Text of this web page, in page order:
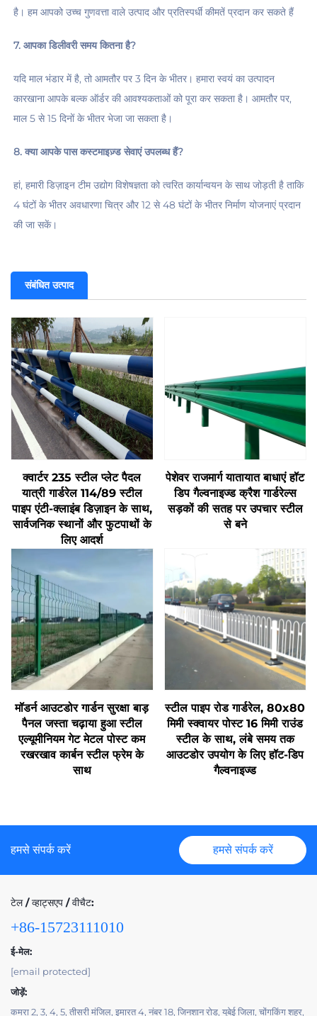
है। हम आपको उच्च गुणवत्ता वाले उत्पाद और प्रतिस्पर्धी कीमतें प्रदान कर सकते हैं
7. आपका डिलीवरी समय कितना है?
यदि माल भंडार में है, तो आमतौर पर 3 दिन के भीतर। हमारा स्वयं का उत्पादन
कारखाना आपके बल्क ऑर्डर की आवश्यकताओं को पूरा कर सकता है। आमतौर पर,
माल 5 से 15 दिनों के भीतर भेजा जा सकता है।
8. क्या आपके पास कस्टमाइज़्ड सेवाएं उपलब्ध हैं?
हां, हमारी डिज़ाइन टीम उद्योग विशेषज्ञता को त्वरित कार्यान्वयन के साथ जोड़ती है ताकि
4 घंटों के भीतर अवधारणा चित्र और 12 से 48 घंटों के भीतर निर्माण योजनाएं प्रदान
की जा सकें।
संबंधित उत्पाद
क्वार्टर 235 स्टील प्लेट पैदल
यात्री गार्डरेल 114/89 स्टील
पाइप एंटी-क्लाइंब डिज़ाइन के साथ,
सार्वजनिक स्थानों और फुटपाथों के
लिए आदर्श
पेशेवर राजमार्ग यातायात बाधाएं हॉट
डिप गैल्वनाइज्ड क्रैश गार्डरेल्स
सड़कों की सतह पर उपचार स्टील
से बने
मॉडर्न आउटडोर गार्डन सुरक्षा बाड़
पैनल जस्ता चढ़ाया हुआ स्टील
एल्यूमीनियम गेट मेटल पोस्ट कम
रखरखाव कार्बन स्टील फ्रेम के
साथ
स्टील पाइप रोड गार्डरेल, 80x80
मिमी स्क्वायर पोस्ट 16 मिमी राउंड
स्टील के साथ, लंबे समय तक
आउटडोर उपयोग के लिए हॉट-डिप
गैल्वनाइज्ड
हमसे संपर्क करें हमसे संपर्क करें
टेल / व्हाट्सएप / वीचैट:
+86-15723111010
ई-मेल:
[email protected]
जोड़ें:
कमरा 2, 3, 4, 5, तीसरी मंजिल, इमारत 4, नंबर 18, जिनशान रोड, यूबेई जिला, चोंगकिंग शहर,